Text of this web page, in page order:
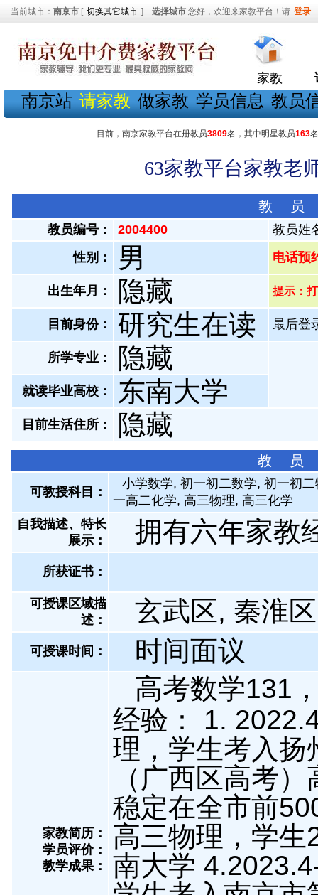
当前城市： 南京市 [ 切换其它城市 ] 选择城市 您好，欢迎来家教平台！请 登录
家教
南京站 请家教 做家教 学员信息 教员
目前，南京家教平台在册教员3809名，其中明星教员163
63家教平台家教老
教 员
教员编号： 2004400
教员姓
性别：
男 电话预
出生年月： 隐藏 提示：
目前身份： 研究生在读 最后登
所学专业： 隐藏
就读毕业高校： 东南大学
目前生活住所： 隐藏
教 员
可教授科目：
小学数学, 初一初二数学, 初一初
一高二化学, 高三物理, 高三化学
自我描述、特长
展示 ： 拥有六年家教
所获证书 ：
可授课区域描
述：
玄武区, 秦淮
可授课时间： 时间面议
家教简历：
学员评价：
教学成果：
高考数学131
经验： 1.
理，学生考入
（广西区高考
稳定在全市前
高三物理，学生
南大学